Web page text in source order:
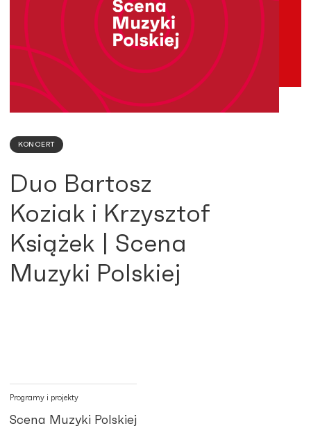
KONCERT
Duo Bartosz
Koziak i Krzysztof
Książek | Scena
Muzyki Polskiej
Programy i projekty
Scena Muzyki Polskiej